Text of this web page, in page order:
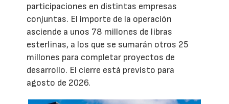
participaciones en distintas empresas
conjuntas. El importe de la operación
asciende a unos 78 millones de libras
esterlinas, a los que se sumarán otros 25
millones para completar proyectos de
desarrollo. El cierre está previsto para
agosto de 2026.